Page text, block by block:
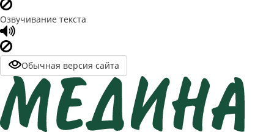
Озвучивание текста
Обычная версия сайта